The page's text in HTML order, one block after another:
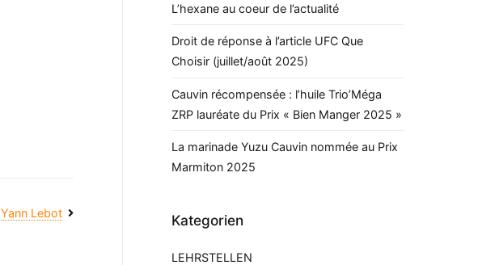
Yann Lebot
L’hexane au coeur de l’actualité
Droit de réponse à l’article UFC Que
Choisir (juillet/août 2025)
Cauvin récompensée : l’huile Trio’Méga
ZRP lauréate du Prix « Bien Manger 2025 »
La marinade Yuzu Cauvin nommée au Prix
Marmiton 2025
Kategorien
LEHRSTELLEN